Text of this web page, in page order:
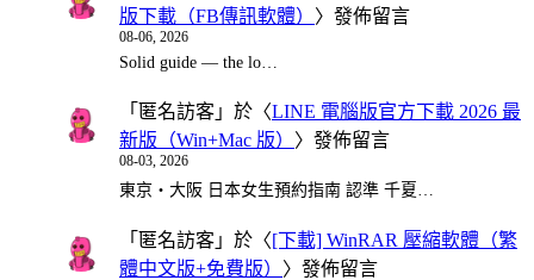
版下載（FB傳訊軟體）
〉發佈留言
08-06, 2026
Solid guide — the lo…
「 匿名訪客 」於〈LINE 電腦版官方下載 2026 最
新版（Win+Mac 版） 〉發佈留言
08-03, 2026
東京・大阪 日本女生預約指南 認準 千夏…
「 匿名訪客 」於〈[下載] WinRAR 壓縮軟體（繁
體中文版+免費版） 〉發佈留言